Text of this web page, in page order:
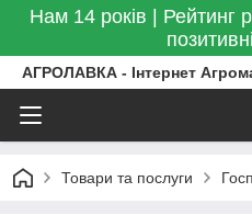
Нам 14 років |
АГРОЛАВКА - Інтернет
Товари та послуги